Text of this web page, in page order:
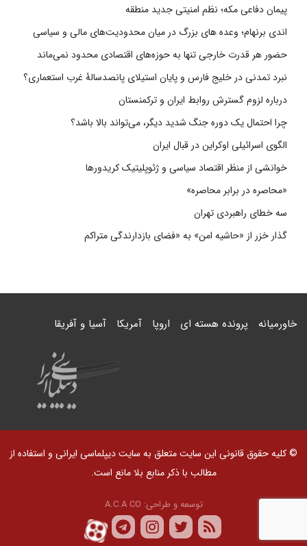
پیمان دفاعی مکه؛ نظم امنیتی جدید منطقه
اندی برنهام؛ وعده های بزرگ در میان محدودیت‌های مالی و سیاسی
حضور هر قدرت خارجی تنها به حوزه‌های اقتصادی محدود نمی‌ماند
نبرد تمدنی در خلیج فارس و پایان استیلای پانصدسالۀ غرب استعماری؟
درباره لزوم گسترش روابط ایران و ترکمنستان
چرا احتمال یک دوره جنگ شدید دیگر، می‌تواند بالا باشد؟
الگوی اسرائیلی اوکراین در قبال ایران
خوانشی از منظر اقتصاد سیاسی و ژئوپلیتیک کریدورها
«محاصره در برابر محاصره»
سه خطای راهبردی تهران
گذار خزر از «حاشیه امن» به «فضای بازدارندگی متراکم
خاورمیانه پرونده هسته ای اروپا آمریکا آسیا و آفریقا
© کلیه حقوق قانونی این سایت متعلق به سایت دیپلماسی ایرانی و استفاده از
مطالب با ذکر منابع بلا مانع است.
توسعه و طراحی: A.C.A CO